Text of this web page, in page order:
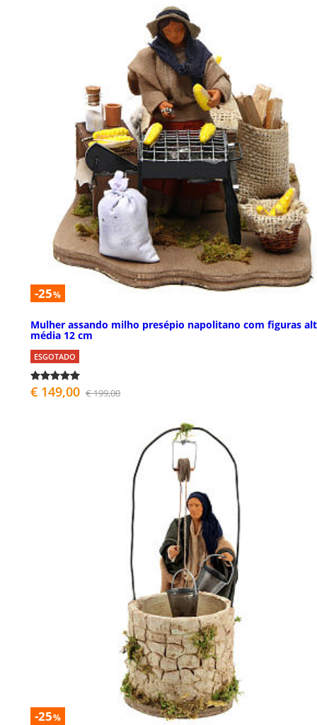
-25%
Mulher assando milho presépio napolitano com figuras
média 12 cm
ESGOTADO
€ 149,00 € 199,00
-25%